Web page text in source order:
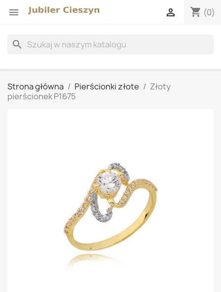
 shopping_cart (0)

search
Strona główna Pierścionki złote
Złoty
pierścionek P1675